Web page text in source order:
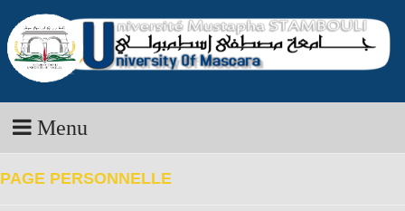
Menu
PAGE PERSONNELLE